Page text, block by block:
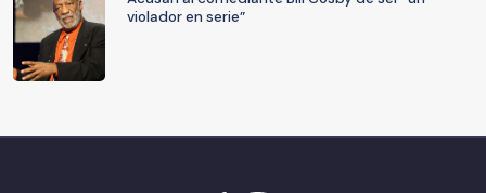
violador en serie”